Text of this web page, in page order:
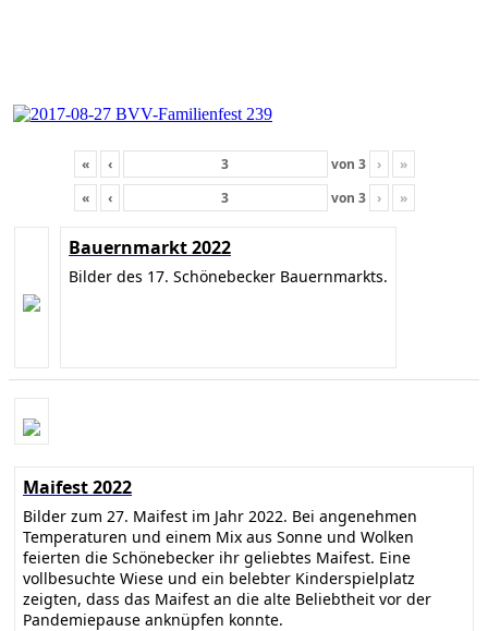
« ‹ von 3 ›
»
«
‹ von 3 › »
Bauernmarkt 2022
Bilder des 17. Schönebecker Bauernmarkts.
Maifest 2022
Bilder zum 27. Maifest im Jahr 2022. Bei angenehmen
Temperaturen und einem Mix aus Sonne und Wolken
feierten die Schönebecker ihr geliebtes Maifest. Eine
vollbesuchte Wiese und ein belebter Kinderspielplatz
zeigten, dass das Maifest an die alte Beliebtheit vor der
Pandemiepause anknüpfen konnte.